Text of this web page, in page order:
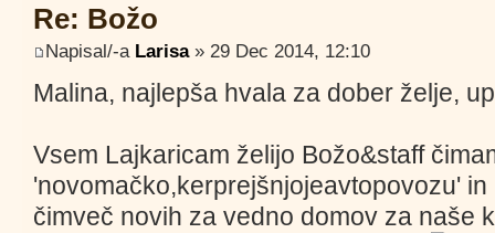
Re: Božo
Napisal/-a Larisa» 29 Dec 2014, 12:10
Malina, najlepša hvala za dober želje,
Vsem Lajkaricam želijo Božo&staff
'novomačko,kerprejšnjojeavtopovozu'
čimveč novih za vedno domov za naše